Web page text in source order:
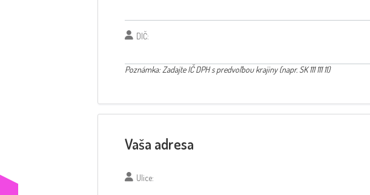
DIČ:
Poznámka: Zadajte IČ DPH s predvoľbou krajiny (napr. SK 111 111 11)
Vaša adresa
Ulice: